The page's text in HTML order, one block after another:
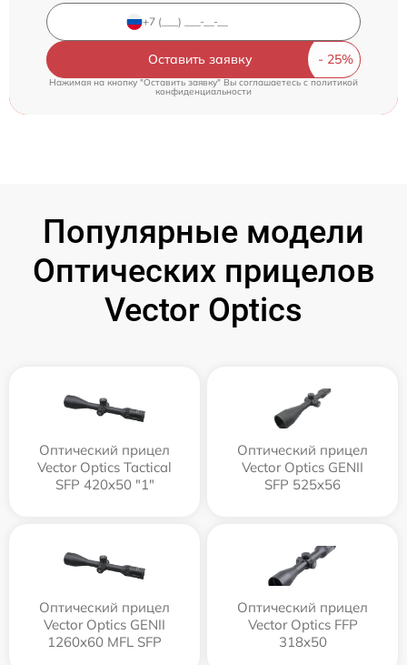
Оставить заявку
Нажимая на кнопку "Оставить заявку" Вы соглашаетесь cполитикой
конфиденциальности
Популярные модели
Оптических прицелов
Vector Optics
Оптический прицел
Vector Optics Tactical
SFP 420x50 "1"
Оптический прицел
Vector Optics GENII
SFP 525x56
Оптический прицел
Vector Optics GENII
1260x60 MFL SFP
Оптический прицел
Vector Optics FFP
318x50